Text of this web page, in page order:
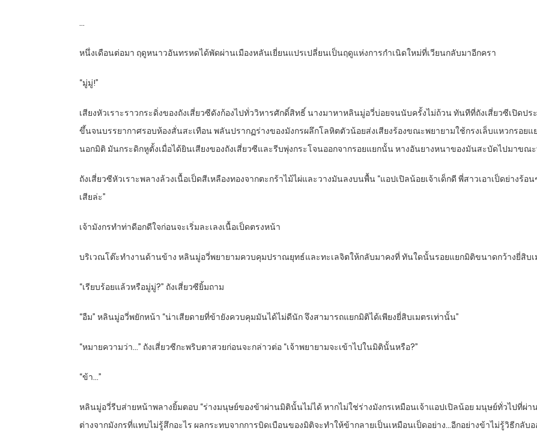
…
หนึ่งเดือนต่อมา ฤดูหนาวอันทรหดได้พัดผ่านเมืองหลันเยี่ยนแปรเปลี่ยนเป็นฤดูแห่งการกำเนิดใหม่ที่เวียนกลับมาอีกครา
“มู่มู่!”
เสียงหัวเราะราวกระดิ่งของถังเสี่ยวซีดังก้องไปทั่ววิหารศักดิ์สิทธิ์ นางมาหาหลินมู่อวี่บ่อยจนนับครั้งไม่ถ้วน ทันทีที่ถังเสี่ยวซีเปิด
ขึ้นจนบรรยากาศรอบห้องสั่นสะเทือน พลันปรากฏร่างของมังกรผลึกโลหิตตัวน้อยส่งเสียงร้องขณะพยายามใช้กรงเล็บแหวกรอย
นอกมิติ มันกระดิกหูตั้งเมื่อได้ยินเสียงของถังเสี่ยวซีและรีบพุ่งกระโจนออกจากรอยแยกนั้น หางอันยางหนาของมันสะบัดไปมาขณ
ถังเสี่ยวซีหัวเราะพลางล้วงเนื้อเป็ดสีเหลืองทองจากตะกร้าไม้ไผ่และวางมันลงบนพื้น “แอปเปิลน้อยเจ้าเด็กดี พี่สาวเอาเป็ดย่างร้อ
เสียล่ะ”
เจ้ามังกรทำท่าดีอกดีใจก่อนจะเริ่มละเลงเนื้อเป็ดตรงหน้า
บริเวณโต๊ะทำงานด้านข้าง หลินมู่อวี่พยายามควบคุมปราณยุทธ์และทะเลจิตให้กลับมาคงที่ ทันใดนั้นรอยแยกมิติขนาดกว้างยี่สิบเ
“เรียบร้อยแล้วหรือมู่มู่?” ถังเสี่ยวซียิ้มถาม
“อืม” หลินมู่อวี่พยักหน้า “น่าเสียดายที่ข้ายังควบคุมมันได้ไม่ดีนัก จึงสามารถแยกมิติได้เพียงยี่สิบเมตรเท่านั้น”
“หมายความว่า…” ถังเสี่ยวซีกะพริบตาสวยก่อนจะกล่าวต่อ “เจ้าพยายามจะเข้าไปในมิตินั้นหรือ?”
“ข้า…”
หลินมู่อวี่รีบส่ายหน้าพลางยิ้มตอบ “ร่างมนุษย์ของข้าผ่านมิตินั้นไม่ได้ หากไม่ใช่ร่างมังกรเหมือนเจ้าแอปเปิลน้อย มนุษย์ทั่วไปที่ผ่
ต่างจากมังกรที่แทบไม่รู้สึกอะไร ผลกระทบจากการบิดเบือนของมิติจะทำให้ข้ากลายเป็นเหมือนเป็ดอย่าง…อีกอย่างข้าไม่รู้วิธีกลับอ